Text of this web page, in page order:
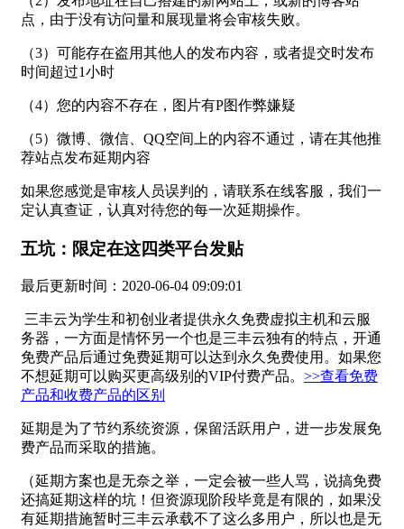
点，由于没有访问量和展现量将会审核失败。
（3）可能存在盗用其他人的发布内容，或者提交时发布
时间超过1小时
（4）您的内容不存在，图片有P图作弊嫌疑
（5）微博、微信、QQ空间上的内容不通过，请在其他推
荐站点发布延期内容
如果您感觉是审核人员误判的，请联系在线客服，我们一
定认真查证，认真对待您的每一次延期操作。
五坑：限定在这四类平台发贴
最后更新时间：2020-06-04 09:09:01
​ 三丰云为学生和初创业者提供永久免费虚拟主机和云服
务器，一方面是情怀另一个也是三丰云独有的特点，开通
免费产品后通过免费延期可以达到永久免费使用。如果您
不想延期可以购买更高级别的VIP付费产品。 >>查看免费
产品和收费产品的区别
延期是为了节约系统资源，保留活跃用户，进一步发展免
费产品而采取的措施。
（延期方案也是无奈之举，一定会被一些人骂，说搞免费
还搞延期这样的坑！但资源现阶段毕竟是有限的，如果没
有延期措施暂时三丰云承载不了这么多用户，所以也是无